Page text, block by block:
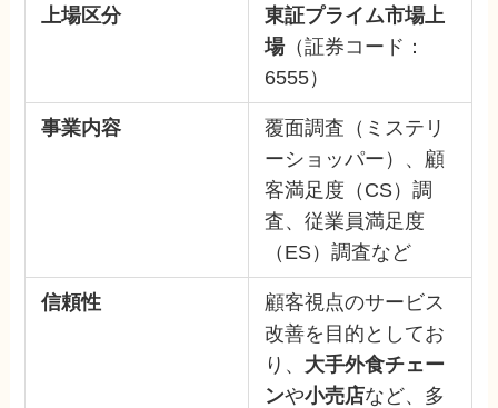
上場区分
東証プライム市場上
場（証券コード：
6555）
事業内容
覆面調査（ミステリ
ーショッパー）、顧
客満足度（CS）調
査、従業員満足度
（ES）調査など
信頼性
顧客視点のサービス
改善を目的としてお
り、 大手外食チェー
ンや小売店など、多